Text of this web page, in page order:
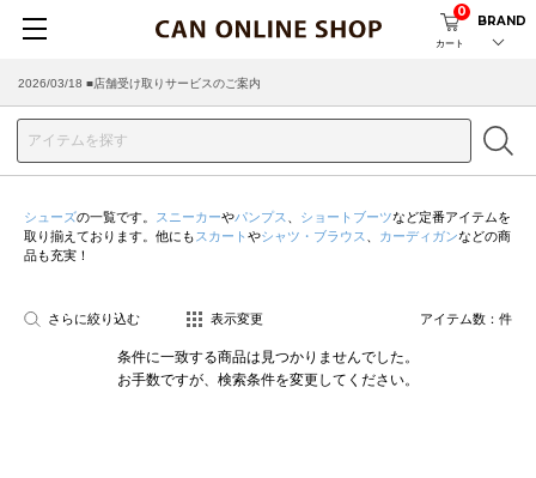
カート
0
BRAND
2026/03/18 ■店舗受け取りサービスのご案内
シューズの一覧です。 スニーカーやパンプス ショートブーツなど定番アイテムを
取り揃えております。他にも スカート やシャツ・ブラウス カーディガンなどの商
品も充実！
さらに絞り込む 表示変更 アイテム数： 件
条件に一致する商品は見つかりませんでした。
お手数ですが、検索条件を変更してください。